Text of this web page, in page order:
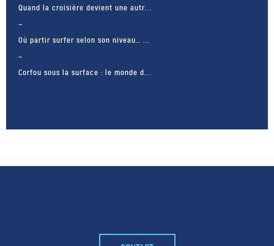
Quand la croisière devient une autr...
Où partir surfer selon son niveau… ...
Corfou sous la surface : le monde d...